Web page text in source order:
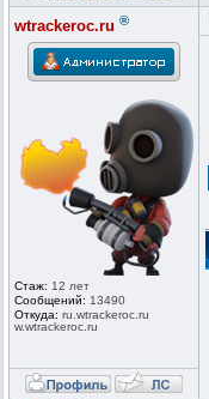
wtrackeroc.ru ®
Стаж: 12 лет
Сообщений: 13490
Откуда: ru.wtrackeroc.ru
w.wtrackeroc .ru